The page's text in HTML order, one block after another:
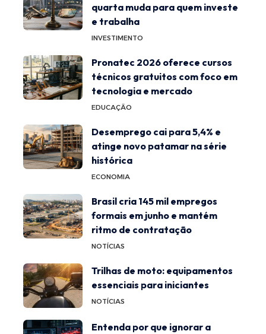
quarta muda para quem investe
e trabalha
INVESTIMENTO
Pronatec 2026 oferece cursos
técnicos gratuitos com foco em
tecnologia e mercado
EDUCAÇÃO
Desemprego cai para 5,4% e
atinge novo patamar na série
histórica
ECONOMIA
Brasil cria 145 mil empregos
formais em junho e mantém
ritmo de contratação
NOTÍCIAS
Trilhas de moto: equipamentos
essenciais para iniciantes
NOTÍCIAS
Entenda por que ignorar a